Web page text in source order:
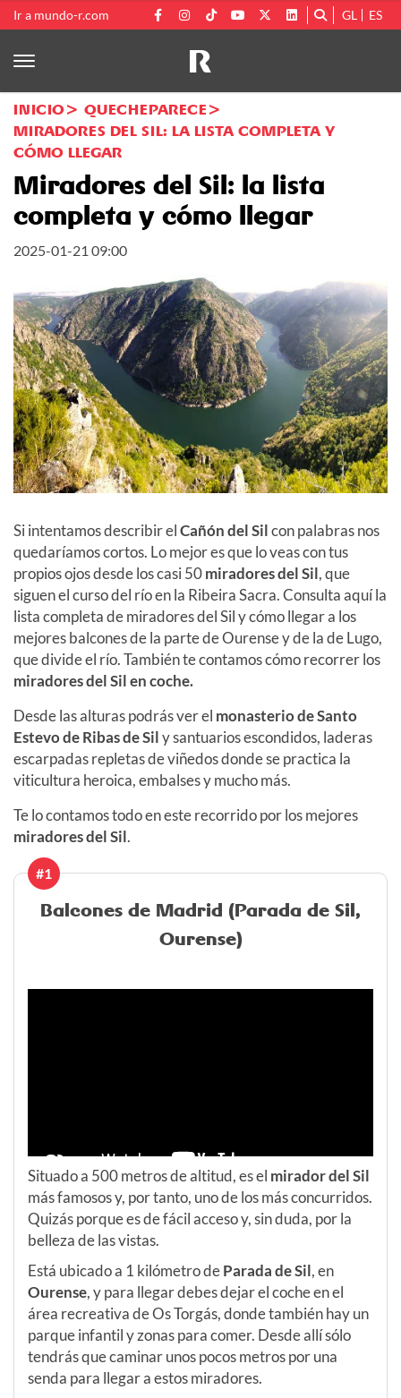
Ir a mundo-r.com GL ES
INICIO
QUECHEPARECE
MIRADORES DEL SIL: LA LISTA COMPLETA Y
CÓMO LLEGAR
Miradores del Sil: la lista
completa y cómo llegar
2025-01-21 09:00
Si intentamos describir elCañón del Silcon palabras nos
quedaríamos cortos. Lo mejor es que lo veas con tus
propios ojos desde los casi 50miradores del Sil, que
siguen el curso del río en la Ribeira Sacra. Consulta aquí la
lista completa de miradores del Sil y cómo llegar a los
mejores balcones de la parte de Ourense y de la de Lugo,
que divide el río.También te contamos cómo recorrer los
miradores del Sil en coche.
Desde las alturas podrás ver el monasterio de Santo
Estevo de Ribas de Sily santuarios escondidos, laderas
escarpadas repletas de viñedos donde se practica la
viticultura heroica, embalses y mucho más.
Te lo contamos todo en este recorrido por los mejores
miradores del Sil.
#1
Balcones de Madrid (Parada de Sil,
Ourense)
Situado a 500 metros de altitud, es el mirador del Sil
más famosos y, por tanto, uno de los más concurridos.
Quizás porque es de fácil acceso y, sin duda, por la
belleza de las vistas.
Está ubicado a 1 kilómetro deParada de Sil, en
Ourense, y para llegar debes dejar el coche en el
área recreativa de Os Torgás, donde también hay un
parque infantil y zonas para comer. Desde allí sólo
tendrás que caminar unos pocos metros por una
senda para llegar a estos miradores.